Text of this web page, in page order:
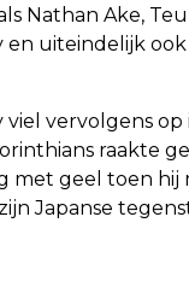
Nathan Ake,
en uiteindelijk
viel vervolgens op
raakte
met geel toen hij
Japanse